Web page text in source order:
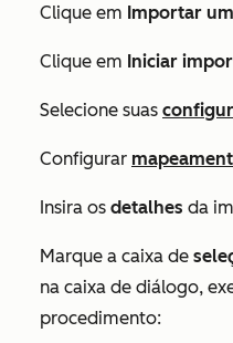
Clique em Importar
Clique em Iniciar
Selecione suas
Configurar
Insira os detalhes da
Marque a caixa de
na caixa de diálogo,
procedimento: